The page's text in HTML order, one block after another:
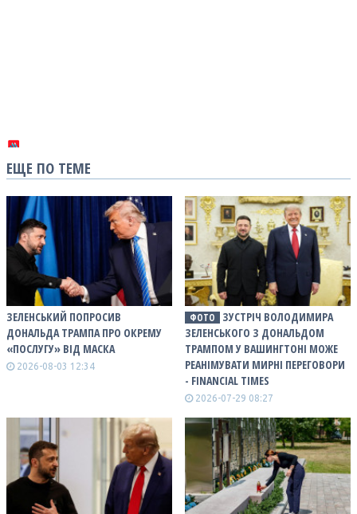
ЕЩЕ ПО ТЕМЕ
ЗЕЛЕНСЬКИЙ ПОПРОСИВ
ДОНАЛЬДА ТРАМПА ПРО ОКРЕМУ
«ПОСЛУГУ» ВІД МАСКА
2026-08-03 12:34
ФОТО
ЗУСТРІЧ ВОЛОДИМИРА
ЗЕЛЕНСЬКОГО З ДОНАЛЬДОМ
ТРАМПОМ У ВАШИНГТОНІ МОЖЕ
РЕАНІМУВАТИ МИРНІ ПЕРЕГОВОРИ
- FINANCIAL TIMES
2026-07-29 08:27